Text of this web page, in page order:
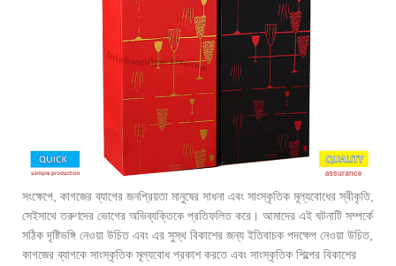
সংক্ষেপে, কাগজের ব্যাগের জনপ্রিয়তা মানুষের সাধনা এবং সাংস্কৃতিক মূল্যবোধের স্বীকৃতি,
সেইসাথে তরুণদের ভোগের অভিব্যক্তিকে প্রতিফলিত করে। আমাদের এই ঘটনাটি সম্পর্কে
সঠিক দৃষ্টিভঙ্গি নেওয়া উচিত এবং এর সুস্থ বিকাশের জন্য ইতিবাচক পদক্ষেপ নেওয়া উচিত,
কাগজের ব্যাগকে সাংস্কৃতিক মূল্যবোধ প্রকাশ করতে এবং সাংস্কৃতিক শিল্পের বিকাশের